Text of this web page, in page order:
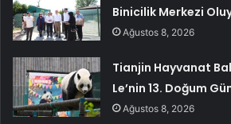
Binicilik Merkezi
Ağustos 8, 2026
Tianjin Hayvanat
Le’nin 13. Doğum
Ağustos 8, 2026